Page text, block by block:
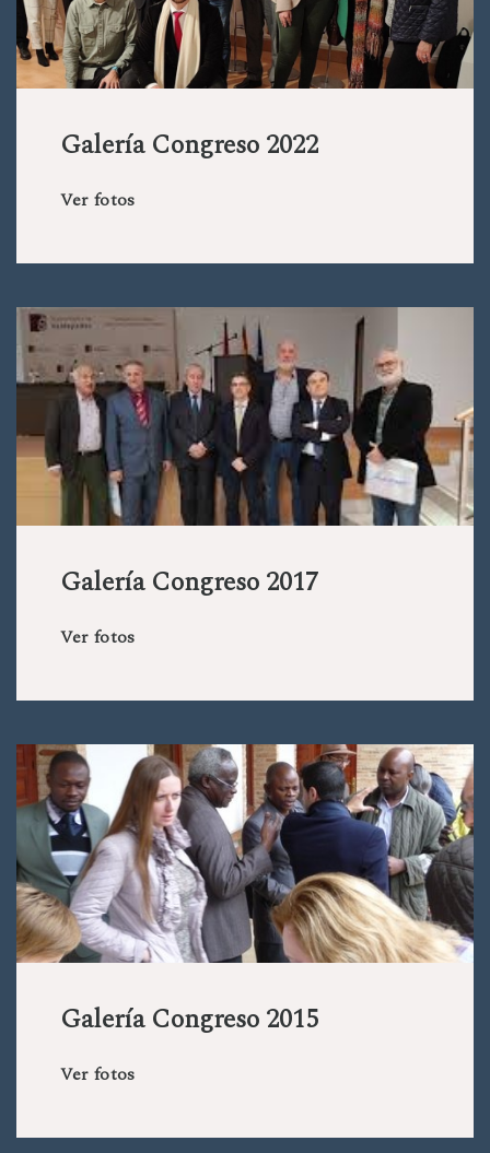
Galería Congreso 2022
Ver fotos
Galería Congreso 2017
Ver fotos
Galería Congreso 2015
Ver fotos